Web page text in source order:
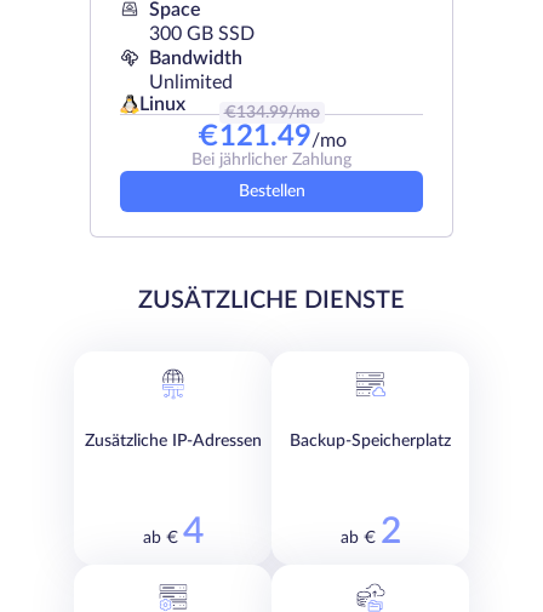
Space
300 GB SSD
Bandwidth
Unlimited
Linux
€134.99/mo
€121.49/mo
Bei jährlicher Zahlung
Bestellen
ZUSÄTZLICHE DIENSTE
Zusätzliche IP-Adressen
ab € 4
Backup-Speicherplatz
ab € 2